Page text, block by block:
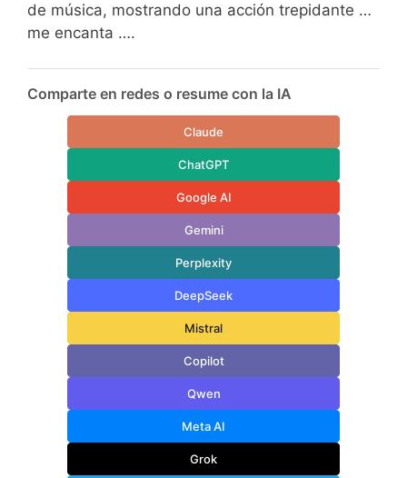
de música, mostrando una acción trepidante …
me encanta ….
Comparte en redes o resume con la IA
Claude
ChatGPT
Google AI
Gemini
Perplexity
DeepSeek
Mistral
Copilot
Qwen
Meta AI
Grok